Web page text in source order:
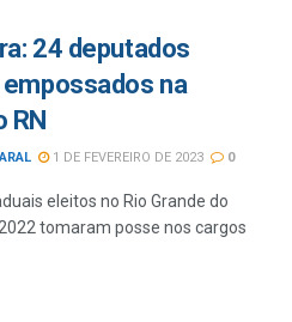
24 deputados
na
RN
1 DE FEVEREIRO DE 2023 0
eleitos no Rio Grande do
tomaram posse nos cargos